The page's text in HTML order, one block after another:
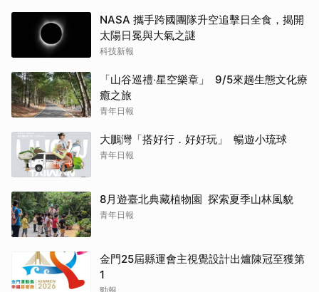
NASA 攜手跨國團隊升空追擊日全食，揭開
太陽日冕與大氣之謎
科技新報
「山谷巡禮‧星空樂章」 9/5來趟生態文化療
癒之旅
青年日報
大鵬灣「搭好行．好好玩」 暢遊小琉球
青年日報
8月遊臺北典藏植物園 探索夏季山林風貌
青年日報
金門25屆縣運會主視覺設計出爐陳冠至獲第
1